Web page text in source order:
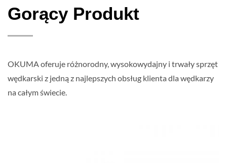
Gorący Produkt
OKUMA oferuje różnorodny, wysokowydajny i trwały sprzęt
wędkarski z jedną z najlepszych obsług klienta dla wędkarzy
na całym świecie.